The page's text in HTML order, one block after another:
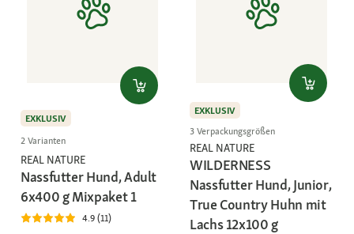
EXKLUSIV
2 Varianten
REAL NATURE
Nassfutter Hund, Adult
6x400 g Mixpaket 1
4.9 (11)
EXKLUSIV
3 Verpackungsgrößen
REAL NATURE
WILDERNESS
Nassfutter Hund, Junior,
True Country Huhn mit
Lachs 12x100 g